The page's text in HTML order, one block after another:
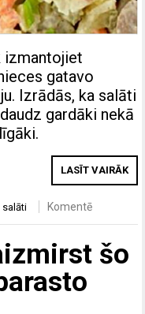
izmantojiet
gatavo
Izrādās, ka salāti
gardāki nekā
LASĪT VAIRĀK
salāti Komentē
šo